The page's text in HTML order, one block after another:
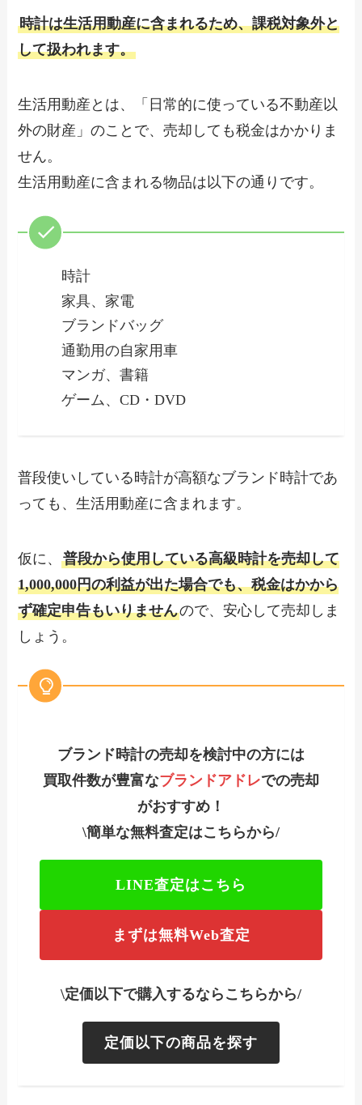
時計は生活用動産に含まれるため、課税対象外と
して扱われます。
生活用動産とは、「日常的に使っている不動産以
外の財産」のことで、売却しても税金はかかりま
せん。
生活用動産に含まれる物品は以下の通りです。
時計
家具、家電
ブランドバッグ
通勤用の自家用車
マンガ、書籍
ゲーム、CD・DVD
普段使いしている時計が高額なブランド時計であ
っても、生活用動産に含まれます。
仮に、普段から使用している高級時計を売却して
1,000,000円の利益が出た場合でも、税金はかから
ず確定申告もいりませんので、安心して売却しま
しょう。
ブランド時計の売却を検討中の方には
買取件数が豊富なブランドアドレでの売却
がおすすめ！
\簡単な無料査定はこちらから/
LINE査定はこちら
まずは無料Web査定
\定価以下で購入するならこちらから/
定価以下の商品を探す